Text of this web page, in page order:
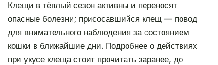
Клещи в тёплый сезон активны и переносят
опасные болезни; присосавшийся клещ — повод
для внимательного наблюдения за состоянием
кошки в ближайшие дни. Подробнее о действиях
при укусе клеща стоит прочитать заранее, до